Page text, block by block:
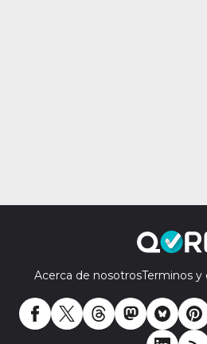
Acerca de nosotrosTerminos y